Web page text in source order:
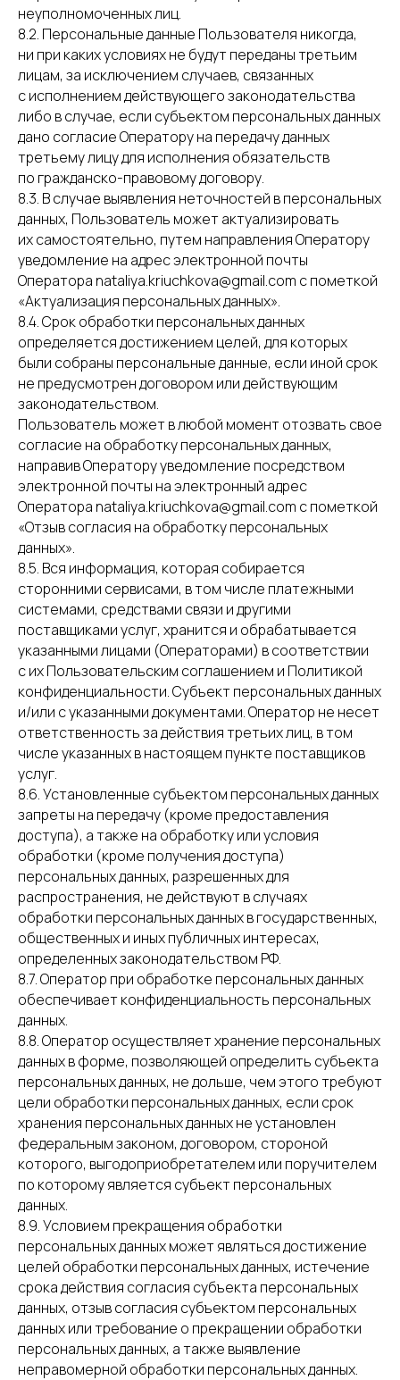
неуполномоченных лиц.
8.2. Персональные данные Пользователя никогда,
ни при каких условиях не будут переданы третьим
лицам, за исключением случаев, связанных
с исполнением действующего законодательства
либо в случае, если субъектом персональных данных
дано согласие Оператору на передачу данных
третьему лицу для исполнения обязательств
по гражданско-правовому договору.
8.3. В случае выявления неточностей в персональных
данных, Пользователь может актуализировать
их самостоятельно, путем направления Оператору
уведомление на адрес электронной почты
Оператора nataliya.kriuchkova@gmail.com с пометкой
«Актуализация персональных данных».
8.4. Срок обработки персональных данных
определяется достижением целей, для которых
были собраны персональные данные, если иной срок
не предусмотрен договором или действующим
законодательством.
Пользователь может в любой момент отозвать свое
согласие на обработку персональных данных,
направив Оператору уведомление посредством
электронной почты на электронный адрес
Оператора nataliya.kriuchkova@gmail.com с пометкой
«Отзыв согласия на обработку персональных
данных».
8.5. Вся информация, которая собирается
сторонними сервисами, в том числе платежными
системами, средствами связи и другими
поставщиками услуг, хранится и обрабатывается
указанными лицами (Операторами) в соответствии
с их Пользовательским соглашением и Политикой
конфиденциальности. Субъект персональных данных
и/или с указанными документами. Оператор не несет
ответственность за действия третьих лиц, в том
числе указанных в настоящем пункте поставщиков
услуг.
8.6. Установленные субъектом персональных данных
запреты на передачу (кроме предоставления
доступа), а также на обработку или условия
обработки (кроме получения доступа)
персональных данных, разрешенных для
распространения, не действуют в случаях
обработки персональных данных в государственных,
общественных и иных публичных интересах,
определенных законодательством РФ.
8.7. Оператор при обработке персональных данных
обеспечивает конфиденциальность персональных
данных.
8.8. Оператор осуществляет хранение персональных
данных в форме, позволяющей определить субъекта
персональных данных, не дольше, чем этого требуют
цели обработки персональных данных, если срок
хранения персональных данных не установлен
федеральным законом, договором, стороной
которого, выгодоприобретателем или поручителем
по которому является субъект персональных
данных.
8.9. Условием прекращения обработки
персональных данных может являться достижение
целей обработки персональных данных, истечение
срока действия согласия субъекта персональных
данных, отзыв согласия субъектом персональных
данных или требование о прекращении обработки
персональных данных, а также выявление
неправомерной обработки персональных данных.